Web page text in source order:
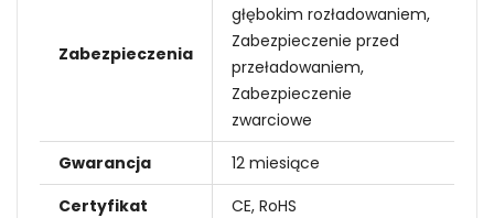
Zabezpieczenia
głębokim rozładowaniem,
Zabezpieczenie przed
przeładowaniem,
Zabezpieczenie
zwarciowe
Gwarancja
12 miesiące
Certyfikat
CE, RoHS